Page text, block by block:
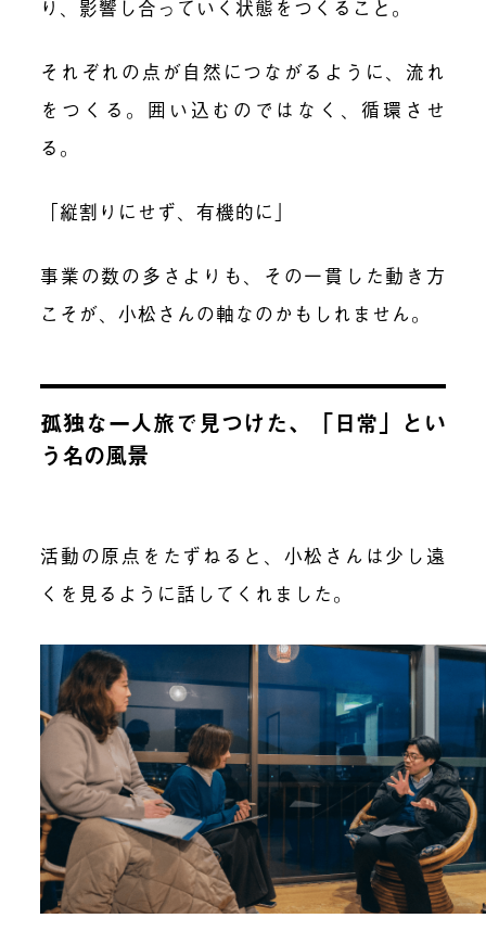
り、影響し合っていく状態をつくること。
それぞれの点が自然につながるように、流れ
をつくる。囲い込むのではなく、循環させ
る。
「縦割りにせず、有機的に」
事業の数の多さよりも、その一貫した動き方
こそが、小松さんの軸なのかもしれません。
孤独な一人旅で見つけた、「日常」とい
う名の風景
活動の原点をたずねると、小松さんは少し遠
くを見るように話してくれました。